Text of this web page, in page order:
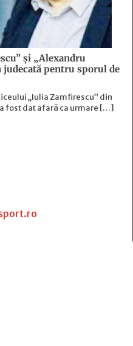
și „Alexandru
judecată pentru sporul de
„Iulia Zamfirescu” din
fost dat afară ca urmare […]